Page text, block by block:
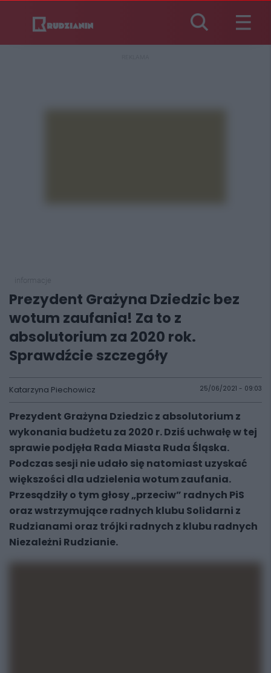
Prezydent Grażyna Dziedzic bez
wotum zaufania! Za to z
absolutorium za 2020 rok.
Sprawdźcie szczegóły
Katarzyna Piechowicz 25/06/2021 - 09:03
Prezydent Grażyna Dziedzic z absolutorium z
wykonania budżetu za 2020 r. Dziś uchwałę w tej
sprawie podjęła Rada Miasta Ruda Śląska.
Podczas sesji nie udało się natomiast uzyskać
większości dla udzielenia wotum zaufania.
Przesądziły o tym głosy „przeciw” radnych PiS
oraz wstrzymujące radnych klubu Solidarni z
Rudzianami oraz trójki radnych z klubu radnych
Niezależni Rudzianie.